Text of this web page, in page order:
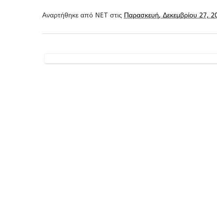
Αναρτήθηκε από NET στις Παρασκευή, Δεκεμβρίου 27,